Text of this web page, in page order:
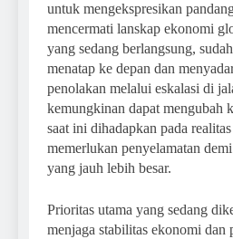
untuk mengekspresikan
mencermati lanskap ekonomi
yang sedang berlangsung,
menatap ke depan dan
penolakan melalui eskalasi di
kemungkinan dapat mengubah
saat ini dihadapkan pada
memerlukan penyelamatan
yang jauh lebih besar.
Prioritas utama yang sedang
menjaga stabilitas ekonomi dan